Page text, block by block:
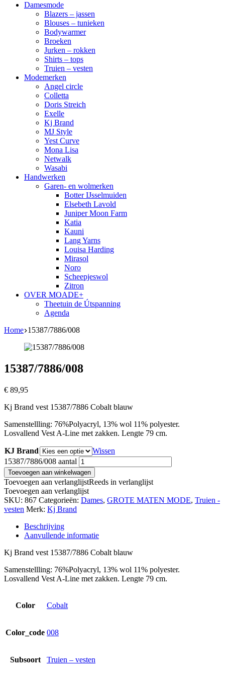
Damesmode
Blazers – jassen
Blouses – tunieken
Bodywarmer
Broeken
Jurken – rokken
Shirts – tops
Truien – vesten
Modemerken
Angel circle
Colletta
Doris Streich
Exelle
Kj Brand
MJ Style
Yest Curve
Mona Lisa
Netwalk
Wasabi
Handwerken
Garen- en wolmerken
Botter IJsselmuiden
Elsebeth Lavold
Juniper Moon Farm
Katia
Kauni
Lang Yarns
Louisa Harding
Mirasol
Noro
Scheepjeswol
Zitron
OVER MOADE+
Theetuin de Útspanning
Agenda
Home 15387/7886/008
15387/7886/008
€ 89,95
Kj Brand vest 15387/7886 Cobalt blauw
Samenstellling: 76%Polyacryl, 13% wol 11% polyester.
Losvallend Vest A-Line met zakken. Lengte 79 cm.
KJ Brand
Wissen
15387/7886/008 aantal
Toevoegen aan winkelwagen
Toevoegen aan verlanglijstReeds in verlanglijst
Toevoegen aan verlanglijst
SKU: 867 Categorieën: Dames, GROTE MATEN MODE, Truien -
vesten Merk: Kj Brand
Beschrijving
Aanvullende informatie
Kj Brand vest 15387/7886 Cobalt blauw
Samenstellling: 76%Polyacryl, 13% wol 11% polyester.
Losvallend Vest A-Line met zakken. Lengte 79 cm.
Color Cobalt
Color_code 008
Subsoort Truien – vesten